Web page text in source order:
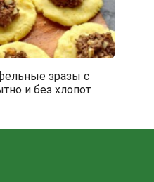
зразы с
и без хлопот